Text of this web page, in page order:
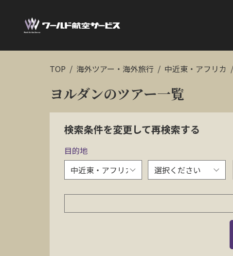
TOP 海外ツアー・海外旅行 中近東・アフリカ
ヨルダンのツアー一覧
検索条件を変更して再検索する
目的地